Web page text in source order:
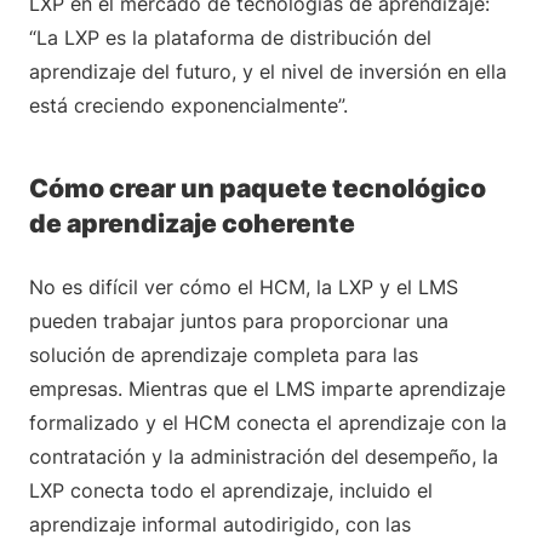
“La LXP es la plataforma de distribución del
aprendizaje del futuro, y el nivel de inversión en ella
está creciendo exponencialmente”.
Cómo crear un paquete tecnológico
de aprendizaje coherente
No es difícil ver cómo el HCM, la LXP y el LMS
pueden trabajar juntos para proporcionar una
solución de aprendizaje completa para las
empresas. Mientras que el LMS imparte aprendizaje
formalizado y el HCM conecta el aprendizaje con la
contratación y la administración del desempeño, la
LXP conecta todo el aprendizaje, incluido el
aprendizaje informal autodirigido, con las